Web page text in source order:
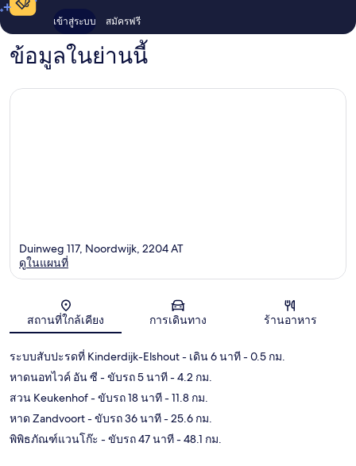
เข้าสู่ระบบ สมัครฟรี
ข้อมูลในย่านนี้
แผนที่
Duinweg 117, Noordwijk, 2204 AT
ดูในแผนที่
สถานที่ใกล้เคียง การเดินทาง ร้านอาหาร
ระบบสับปะรดที่ Kinderdijk-Elshout- เดิน 6 นาที- 0.5 กม.
หาดนอทไวค์ อัน ซี - ขับรถ 5 นาที- 4.2 กม.
สวน Keukenhof- ขับรถ 18 นาที- 11.8 กม.
หาด Zandvoort- ขับรถ 36 นาที- 25.6 กม.
พิพิธภัณฑ์แวนโก๊ะ - ขับรถ 47 นาที- 48.1 กม.